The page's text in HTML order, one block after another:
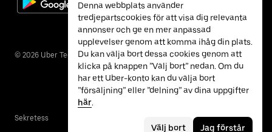
© 2026 Uber Technologies Inc.
Sekretess
Denna webbplats använder
tredjepartscookies för att visa dig relevanta
annonser och ge en mer anpassad
upplevelser genom att komma ihåg din plats.
Du kan välja bort dessa cookies genom att
klicka på knappen ”Välj bort” nedan. Om du
har ett Uber-konto kan du välja bort
”försäljning” eller ”delning” av dina uppgifter
här.
Välj bort Jag förstår